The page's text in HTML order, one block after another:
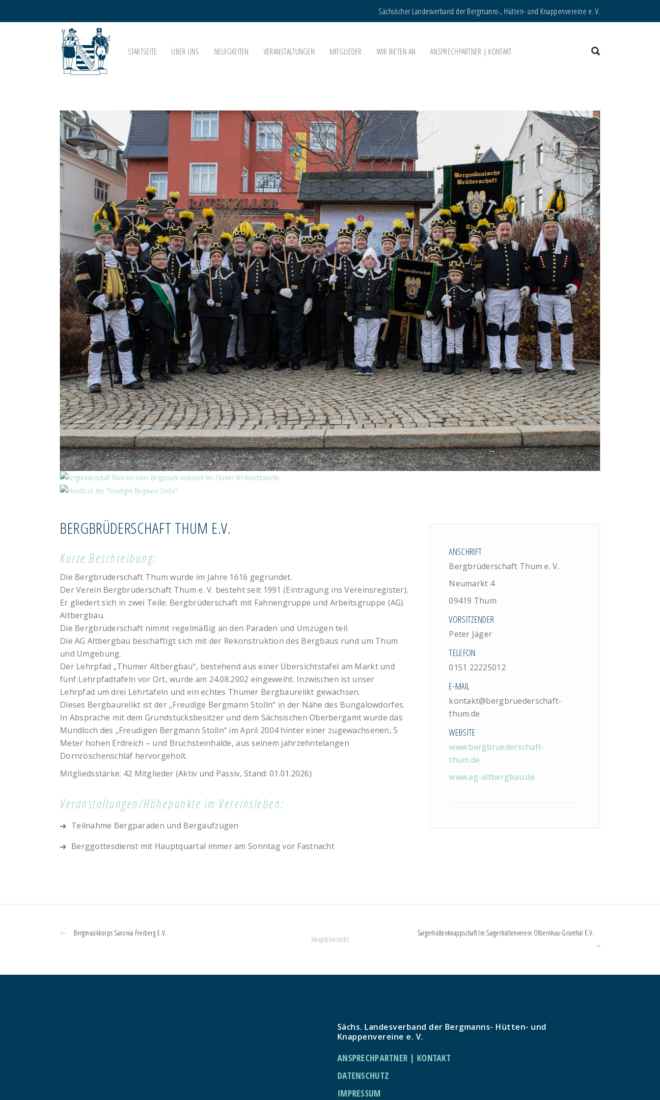
Sächsischer Landesverband der Bergmanns-, Hütten- und Knappenvereine e. V.
STARTSEITE ÜBER UNS NEUIGKEITEN VERANSTALTUNGEN MITGLIEDER WIR BIETEN AN ANSPRECHPARTNER | KONTAKT
BERGBRÜDERSCHAFT THUM E.V.
Kurze Beschreibung:
Die Bergbrüderschaft Thum wurde im Jahre 1616 gegründet.
Der Verein Bergbrüderschaft Thum e. V. besteht seit 1991 (Eintragung ins Vereinsregister).
Er gliedert sich in zwei Teile: Bergbrüderschaft mit Fahnengruppe und Arbeitsgruppe (AG)
Altbergbau.
Die Bergbrüderschaft nimmt regelmäßig an den Paraden und Umzügen teil.
Die AG Altbergbau beschäftigt sich mit der Rekonstruktion des Bergbaus rund um Thum
und Umgebung.
Der Lehrpfad „Thumer Altbergbau“, bestehend aus einer Übersichtstafel am Markt und
fünf Lehrpfadtafeln vor Ort, wurde am 24.08.2002 eingeweiht. Inzwischen ist unser
Lehrpfad um drei Lehrtafeln und ein echtes Thumer Bergbaurelikt gewachsen.
Dieses Bergbaurelikt ist der „Freudige Bergmann Stolln“ in der Nähe des Bungalowdorfes.
In Absprache mit dem Grundstücksbesitzer und dem Sächsischen Oberbergamt wurde das
Mundloch des „Freudigen Bergmann Stolln“ im April 2004 hinter einer zugewachsenen, 5
Meter hohen Erdreich – und Bruchsteinhalde, aus seinem jahrzehntelangen
Dornröschenschlaf hervorgeholt.
Mitgliedsstärke: 42 Mitglieder (Aktiv und Passiv, Stand: 01.01.2026)
Veranstaltungen/Höhepunkte im Vereinsleben:
Teilnahme Bergparaden und Bergaufzügen
Berggottesdienst mit Hauptquartal immer am Sonntag vor Fastnacht
ANSCHRIFT
Bergbrüderschaft Thum e. V.
Neumarkt 4
09419 Thum
VORSITZENDER
Peter Jäger
TELEFON
0151 22225012
E-MAIL
kontakt@bergbruederschaft-
thum.de
WEBSITE
www.bergbruederschaft-
thum.de
www.ag-altbergbau.de
Bergmusikkorps Saxonia Freiberg E.V.
Hauptübersicht
Saigerhüttenknappschaft Im Saigerhüttenverein Olbernhau-Grünthal E.V.
Sächs. Landesverband der Bergmanns- Hütten- und
Knappenvereine e. V.
ANSPRECHPARTNER | KONTAKT
DATENSCHUTZ
IMPRESSUM